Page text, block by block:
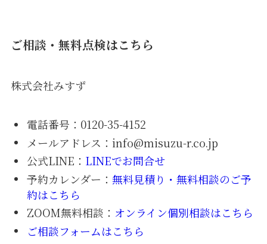
ご相談・無料点検はこちら
株式会社みすず
電話番号：0120-35-4152
メールアドレス：info@misuzu-r.co.jp
公式LINE： LINEでお問合せ
予約カレンダー： 無料見積り・無料相談のご予
約はこちら
ZOOM無料相談： オンライン個別相談はこちら
ご相談フォームはこちら